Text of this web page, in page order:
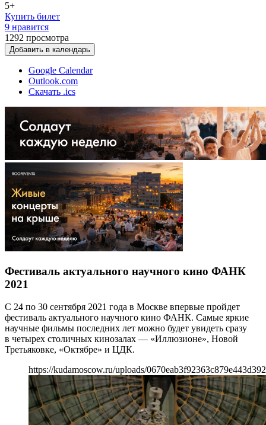
5+
Купить билет
9 нравится
1292 просмотра
Добавить в календарь
Google Calendar
Outlook.com
Скачать .ics
Фестиваль актуального научного кино ФАНК
2021
С 24 по 30 сентября 2021 года в Москве впервые пройдет
фестиваль актуального научного кино ФАНК. Самые яркие
научные фильмы последних лет можно будет увидеть сразу
в четырех столичных кинозалах — «Иллюзионе», Новой
Третьяковке, «Октябре» и ЦДК.
https://kudamoscow.ru/uploads/